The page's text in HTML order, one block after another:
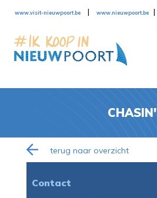
www.visit-nieuwpoort.be | www.nieuwpoort.be |
CHASIN'
terug naar overzicht
Contact